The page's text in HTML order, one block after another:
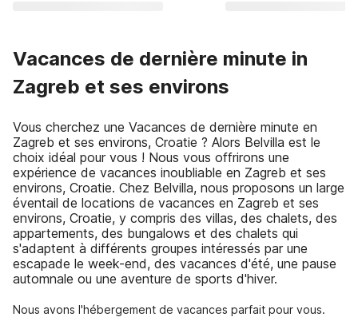
Vacances de dernière minute in
Zagreb et ses environs
Vous cherchez une Vacances de dernière minute en
Zagreb et ses environs, Croatie ? Alors Belvilla est le
choix idéal pour vous ! Nous vous offrirons une
expérience de vacances inoubliable en Zagreb et ses
environs, Croatie. Chez Belvilla, nous proposons un large
éventail de locations de vacances en Zagreb et ses
environs, Croatie, y compris des villas, des chalets, des
appartements, des bungalows et des chalets qui
s'adaptent à différents groupes intéressés par une
escapade le week-end, des vacances d'été, une pause
automnale ou une aventure de sports d'hiver.
Nous avons l'hébergement de vacances parfait pour vous.